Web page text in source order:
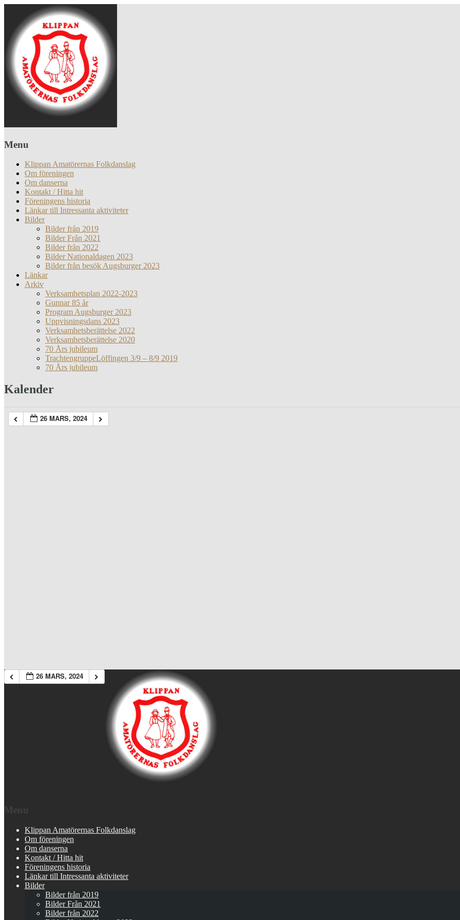
Menu
Klippan Amatörernas Folkdanslag
Om föreningen
Om danserna
Kontakt / Hitta hit
Föreningens historia
Länkar till Intressanta aktiviteter
Bilder
Bilder från 2019
Bilder Från 2021
Bilder från 2022
Bilder Nationaldagen 2023
Bilder från besök Augsburger 2023
Länkar
Arkiv
Verksamhetsplan 2022-2023
Gunnar 85 år
Program Augsburger 2023
Uppvisningsdans 2023
Verksamhetsberättelse 2022
Verksamhetsberättelse 2020
70 Års jubileum
TrachtengruppeLöffingen 3/9 – 8/9 2019
70 Års jubileum
Kalender
26 MARS, 2024
26 MARS, 2024
Menu
Klippan Amatörernas Folkdanslag
Om föreningen
Om danserna
Kontakt / Hitta hit
Föreningens historia
Länkar till Intressanta aktiviteter
Bilder
Bilder från 2019
Bilder Från 2021
Bilder från 2022